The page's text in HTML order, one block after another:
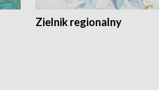
Zielnik regionalny